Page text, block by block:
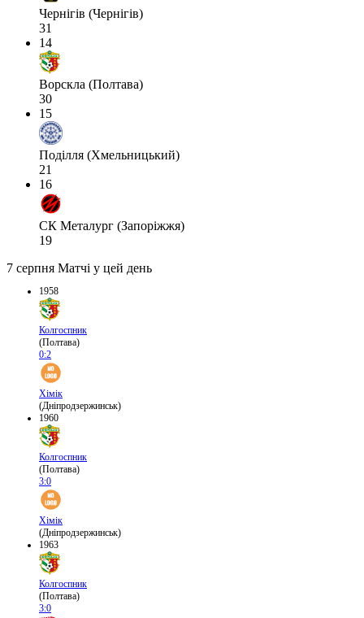
Чернігів (Чернігів)
31
14
Ворскла (Полтава)
30
15
Поділля (Хмельницький)
21
16
СК Металург (Запоріжжя)
19
7 серпня Матчі у цей день
1958
Колгоспник
(Полтава)
0:2
Хімік
(Дніпродзержинськ)
1960
Колгоспник
(Полтава)
3:0
Хімік
(Дніпродзержинськ)
1963
Колгоспник
(Полтава)
3:0